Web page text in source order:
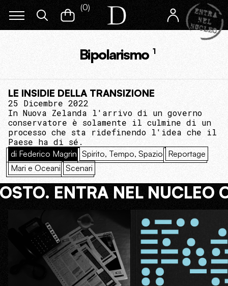
(0)
Bipolarismo 1
LE INSIDIE DELLA TRANSIZIONE
25 Dicembre 2022
In Nuova Zelanda l'arrivo di un governo
conservatore è solamente il culmine di un
processo che sta ridefinendo l'idea che il
Paese ha di sé.
di Federico Magrin Spirito, Tempo, Spazio Reportage
Mari e Oceani Scenari
ENTRA NEL NUCLEO